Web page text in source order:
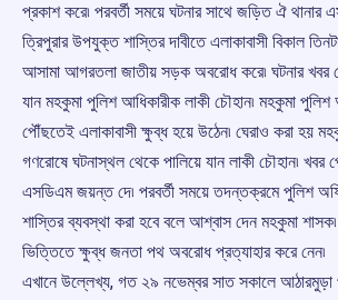
প্রকাশ করে৷ পরবর্তী সময়ে ঘটনার সাথে জড়িত ঐ
ত্রিপুরার উপযুক্ত শাস্তির দাবীতে এলাকাবাসী বিকাল
আসামা আগরতলা জাতীয় সড়ক অবরোধ করে৷ ঘটনার খবর
যান মহকুমা পুলিশ আধিকারীক লাকী চৌহান৷ মহকুমা
পৌঁছতেই এলাকাবাসী ক্ষুব্ধ হয়ে উঠেন৷ ঘেরাও করা হয়
গণরোষে ঘটনাস্থল থেকে পালিয়ে যান লাকী চৌহান৷ খবর
এসডিএম জয়ন্ত দে৷ পরবর্তী সময়ে তদন্তক্রমে পুলিশ
শাস্তির ব্যবস্থা করা হবে বলে আশ্বাস দেন মহকুমা
ভিত্তিতে ক্ষুব্ধ জনতা পথ অবরোধ প্রত্যাহার করে নেন৷
এখানে উল্লেখ্য, গত ২৯ নভেম্বর সাত সকালে আঠারমুড়া